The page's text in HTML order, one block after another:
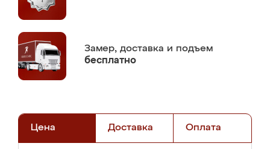
Замер, доставка и подъем
бесплатно
Цена Доставка Оплата